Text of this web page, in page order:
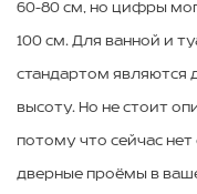
60-80 см, но цифры
100 см. Для ванной и
стандартом являются
высоту. Но не стоит
потому что сейчас
дверные проёмы в